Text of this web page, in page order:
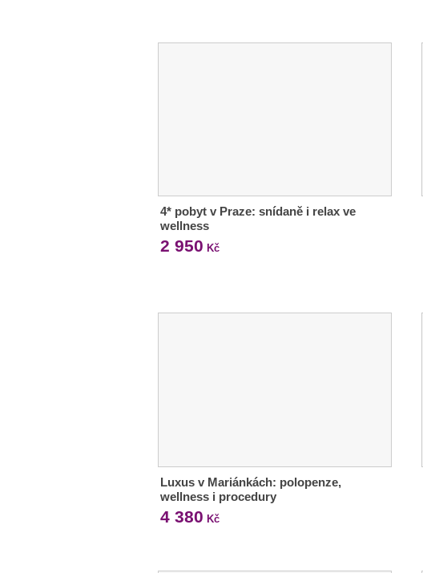
4* pobyt v Praze: snídaně i relax ve
wellness
2 950 Kč
Luxus v Mariánkách: polopenze,
wellness i procedury
4 380 Kč